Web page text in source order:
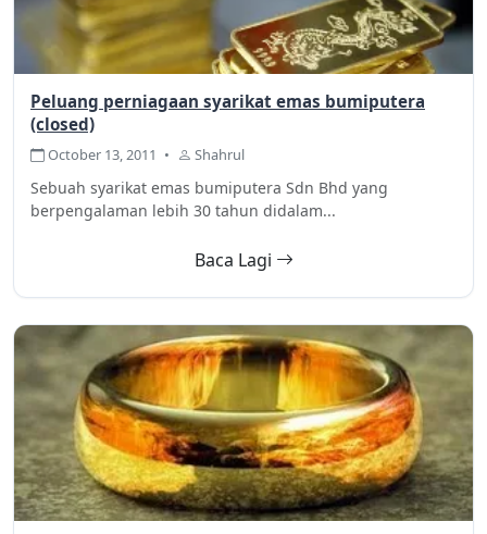
Peluang perniagaan syarikat emas bumiputera
(closed)
October 13, 2011 • Shahrul
Sebuah syarikat emas bumiputera Sdn Bhd yang
berpengalaman lebih 30 tahun didalam...
Baca Lagi